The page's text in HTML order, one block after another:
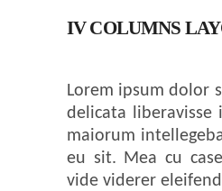
IV COLUMNS
Lorem ipsum dolor
delicata liberavisse
maiorum
eu sit. Mea cu
vide viderer